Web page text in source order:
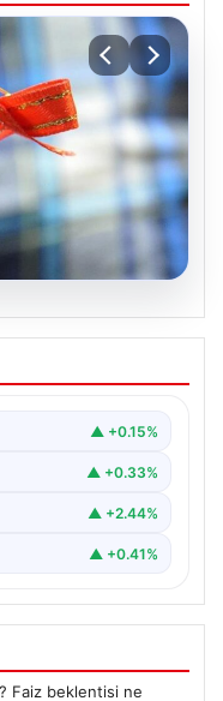
2026: Altın
çeyrek,
▲ +0.15%
▲ +0.33%
▲ +2.44%
▲ +0.41%
Faiz beklentisi ne